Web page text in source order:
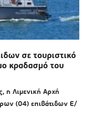
σε τουριστικό
κραδασμό του
η Λιμενική Αρχή
(04) επιβάτιδων Ε/